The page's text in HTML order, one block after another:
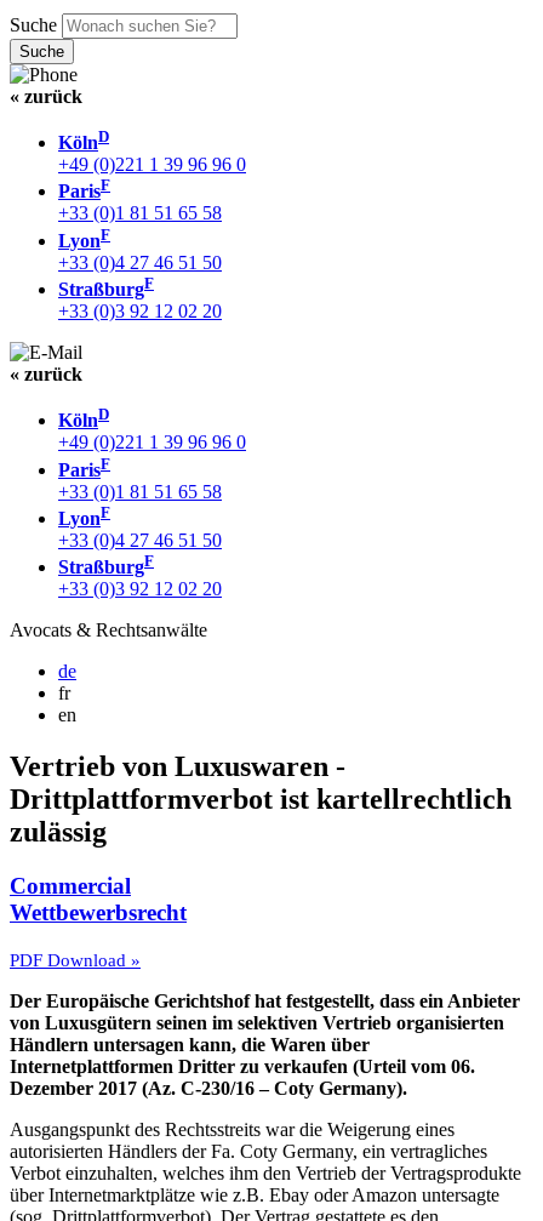
Suche
« zurück
KölnD
+49 (0)221 1 39 96 96 0
ParisF
+33 (0)1 81 51 65 58
LyonF
+33 (0)4 27 46 51 50
StraßburgF
+33 (0)3 92 12 02 20
« zurück
KölnD
+49 (0)221 1 39 96 96 0
ParisF
+33 (0)1 81 51 65 58
LyonF
+33 (0)4 27 46 51 50
StraßburgF
+33 (0)3 92 12 02 20
Avocats & Rechtsanwälte
de
fr
en
Vertrieb von Luxuswaren -
Drittplattformverbot ist kartellrechtlich
zulässig
Commercial
Wettbewerbsrecht
PDF Download »
Der Europäische Gerichtshof hat festgestellt, dass ein Anbieter
von Luxusgütern seinen im selektiven Vertrieb organisierten
Händlern untersagen kann, die Waren über
Internetplattformen Dritter zu verkaufen (Urteil vom 06.
Dezember 2017 (Az. C-230/16 – Coty Germany).
Ausgangspunkt des Rechtsstreits war die Weigerung eines
autorisierten Händlers der Fa. Coty Germany, ein vertragliches
Verbot einzuhalten, welches ihm den Vertrieb der Vertragsprodukte
über Internetmarktplätze wie z.B. Ebay oder Amazon untersagte
(sog. Drittplattformverbot). Der Vertrag gestattete es den